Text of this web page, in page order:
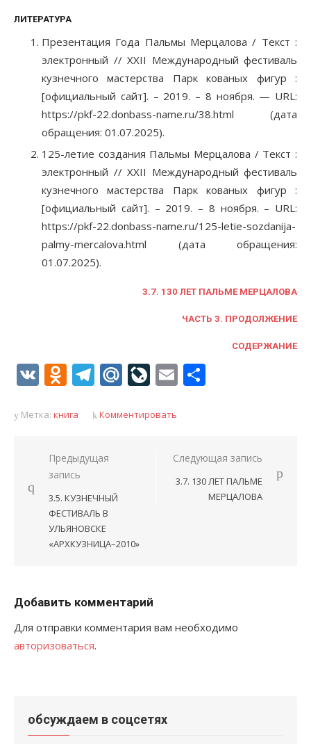
ЛИТЕРАТУРА
Презентация Года Пальмы Мерцалова / Текст :
электронный // XXII Международный фестиваль
кузнечного мастерства Парк кованых фигур :
[официальный сайт]. – 2019. – 8 ноября. — URL:
https://pkf-22.donbass-name.ru/38.html (дата
обращения: 01.07.2025).
125-летие создания Пальмы Мерцалова / Текст :
электронный // XXII Международный фестиваль
кузнечного мастерства Парк кованых фигур :
[официальный сайт]. – 2019. – 8 ноября. – URL:
https://pkf-22.donbass-name.ru/125-letie-sozdanija-
palmy-mercalova.html (дата обращения:
01.07.2025).
3.7. 130 ЛЕТ ПАЛЬМЕ МЕРЦАЛОВА
ЧАСТЬ 3. ПРОДОЛЖЕНИЕ
СОДЕРЖАНИЕ
VK Odnoklassniki
Telegram
Mail.Ru
LiveJournal
Email
Метка: книга Комментировать
Навигация
записям
Предыдущая
запись
3.5. КУЗНЕЧНЫЙ
ФЕСТИВАЛЬ В
УЛЬЯНОВСКЕ
«АРХКУЗНИЦА–2010»
Следующая запись
3.7. 130 ЛЕТ ПАЛЬМЕ
МЕРЦАЛОВА
Добавить комментарий
Для отправки комментария вам необходимо
авторизоваться.
обсуждаем в соцсетях